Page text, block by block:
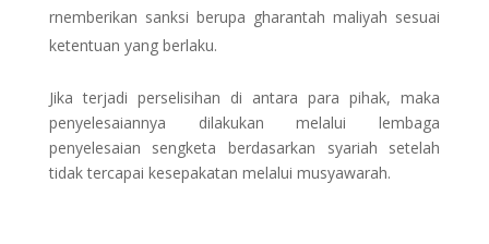
rnemberikan sanksi berupa gharantah maliyah sesuai
ketentuan yang berlaku.
Jika terjadi perselisihan di antara para pihak, maka
penyelesaiannya dilakukan melalui lembaga
penyelesaian sengketa berdasarkan syariah setelah
tidak tercapai kesepakatan melalui musyawarah.